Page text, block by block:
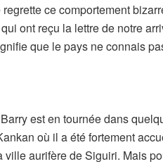
ce comportement
ont reçu la lettre de notre
que le pays ne connais
est en tournée dans
où il a été fortement
aurifère de Siguiri. Mais